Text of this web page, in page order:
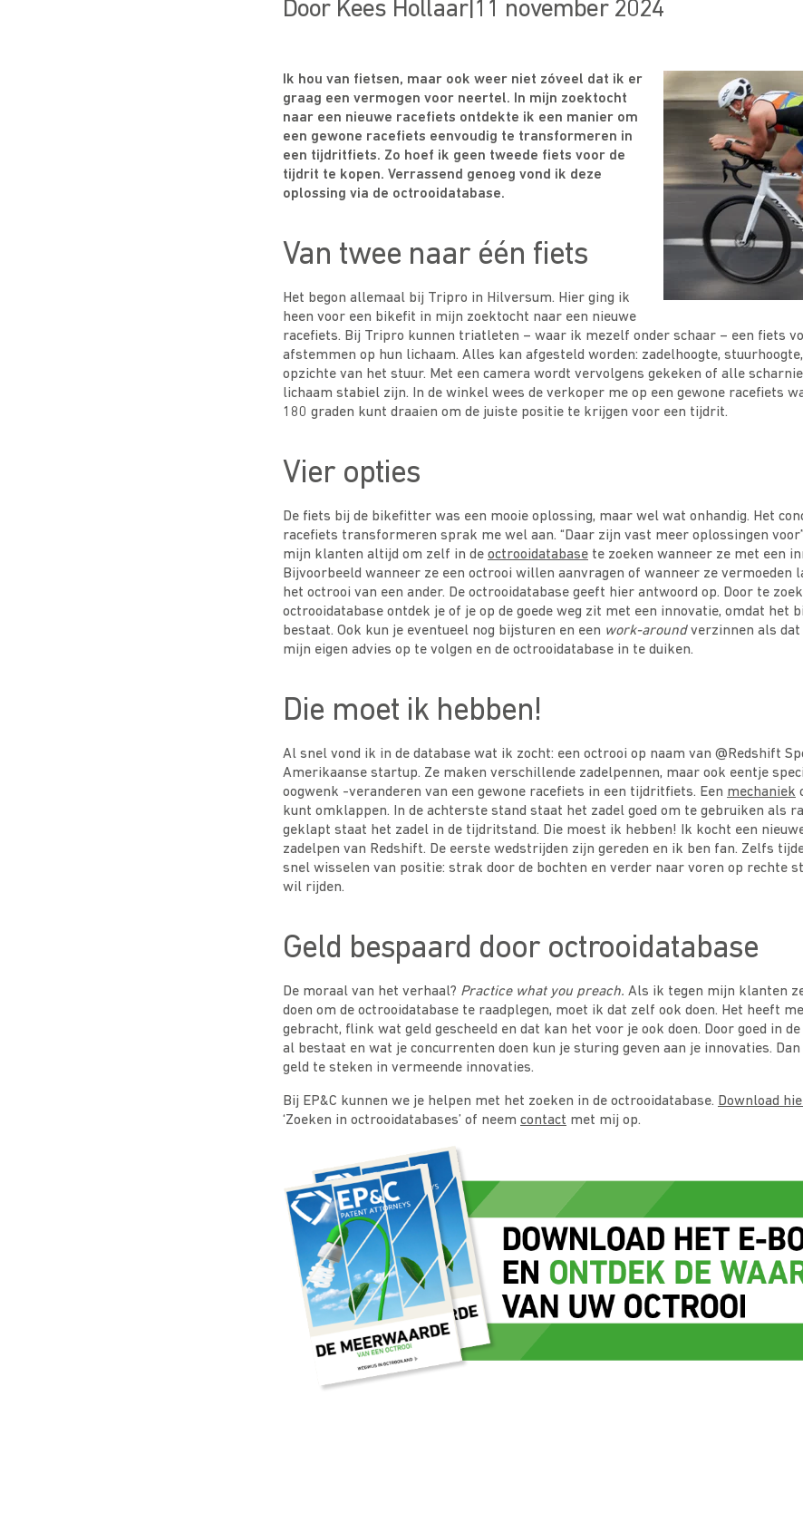
Door Kees Hollaar| 11 november 2024
Ik hou van fietsen, maar ook weer niet zóveel dat ik er
graag een vermogen voor neertel. In mijn zoektocht
naar een nieuwe racefiets ontdekte ik een manier om
een gewone racefiets eenvoudig te transformeren in
een tijdritfiets. Zo hoef ik geen tweede fiets voor de
tijdrit te kopen. Verrassend genoeg vond ik deze
oplossing via de octrooidatabase.
Van twee naar één fiets
Het begon allemaal bij Tripro in Hilversum. Hier ging ik
heen voor een bikefit in mijn zoektocht naar een nieuwe
racefiets. Bij Tripro kunnen triatleten – waar ik mezelf onder schaar – een fiets
afstemmen op hun lichaam. Alles kan afgesteld worden: zadelhoogte,
opzichte van het stuur. Met een camera wordt vervolgens gekeken of alle
lichaam stabiel zijn. In de winkel wees de verkoper me op een gewone racefiets
180 graden kunt draaien om de juiste positie te krijgen voor een tijdrit.
Vier opties
De fiets bij de bikefitter was een mooie oplossing, maar wel wat onhandig. Het
racefiets transformeren sprak me wel aan. “Daar zijn vast meer oplossingen
mijn klanten altijd om zelf in de octrooidatabase te zoeken wanneer ze met een
Bijvoorbeeld wanneer ze een octrooi willen aanvragen of wanneer ze vermoeden
het octrooi van een ander. De octrooidatabase geeft hier antwoord op. Door te
octrooidatabase ontdek je of je op de goede weg zit met een innovatie, omdat het
bestaat. Ook kun je eventueel nog bijsturen en een work-aroundverzinnen als dat
mijn eigen advies op te volgen en de octrooidatabase in te duiken.
Die moet ik hebben!
Al snel vond ik in de database wat ik zocht: een octrooi op naam van @Redshift
Amerikaanse startup. Ze maken verschillende zadelpennen, maar ook eentje
oogwenk -veranderen van een gewone racefiets in een tijdritfiets. Een mechaniek
kunt omklappen. In de achterste stand staat het zadel goed om te gebruiken als
geklapt staat het zadel in de tijdritstand. Die moest ik hebben! Ik kocht een
zadelpen van Redshift. De eerste wedstrijden zijn gereden en ik ben fan. Zelfs
snel wisselen van positie: strak door de bochten en verder naar voren op rechte
wil rijden.
Geld bespaard door octrooidatabase
De moraal van het verhaal? Practice what you preach. Als ik tegen mijn klanten
doen om de octrooidatabase te raadplegen, moet ik dat zelf ook doen. Het heeft
gebracht, flink wat geld gescheeld en dat kan het voor je ook doen. Door goed in
al bestaat en wat je concurrenten doen kun je sturing geven aan je innovaties.
geld te steken in vermeende innovaties.
Bij EP&C kunnen we je helpen met het zoeken in de octrooidatabase. Download
‘Zoeken in octrooidatabases’ of neem contact met mij op.